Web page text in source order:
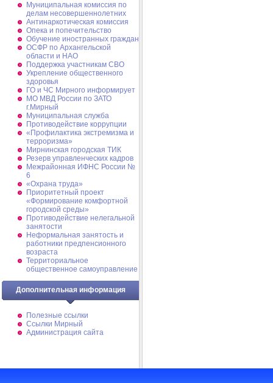
Муниципальная комиссия по
делам несовершеннолетних
Антинаркотическая комиссия
Опека и попечительство
Обучение иностранных граждан
ОСФР по Архангельской
области и НАО
Поддержка участникам СВО
Укрепление общественного
здоровья
ГО и ЧС Мирного информирует
МО МВД России по ЗАТО
г.Мирный
Муниципальная cлужба
Противодействие коррупции
«Профилактика экстремизма и
терроризма»
Мирнинская городская ТИК
Резерв управленческих кадров
Межрайонная ИФНС России №
6
«Охрана труда»
Приоритетный проект
«Формирование комфортной
городской среды»
Противодействие нелегальной
занятости
Неформальная занятость и
работники предпенсионного
возраста
Территориальное
общественное самоуправление
Дополнительная информация
Полезные ссылки
Ссылки Мирный
Администрация сайта